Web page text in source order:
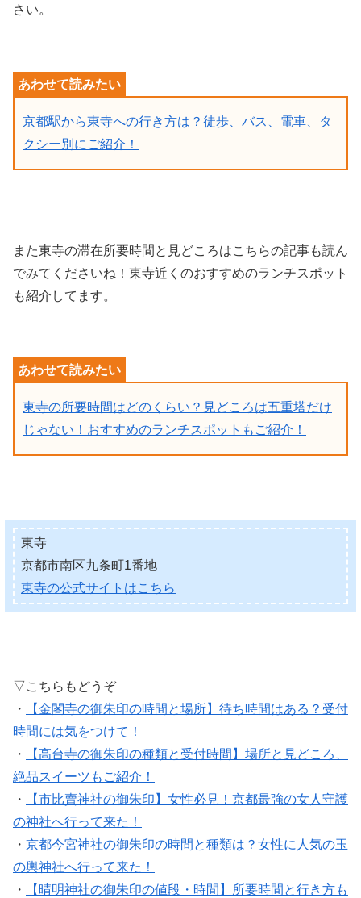
さい。
京都駅から東寺への行き方は？徒歩、バス、電車、タ
クシー別にご紹介！
また東寺の滞在所要時間と見どころはこちらの記事も読ん
でみてくださいね！東寺近くのおすすめのランチスポット
も紹介してます。
東寺の所要時間はどのくらい？見どころは五重塔だけ
じゃない！おすすめのランチスポットもご紹介！
東寺
京都市南区九条町1番地
東寺の公式サイトはこちら
▽こちらもどうぞ
・
【金閣寺の御朱印の時間と場所】待ち時間はある？受付
時間には気をつけて！
・
【高台寺の御朱印の種類と受付時間】場所と見どころ、
絶品スイーツもご紹介！
・
【市比賣神社の御朱印】女性必見！京都最強の女人守護
の神社へ行って来た！
・ 京都今宮神社の御朱印の時間と種類は？女性に人気の玉
の輿神社へ行って来た！
・
【晴明神社の御朱印の値段・時間】所要時間と行き方も